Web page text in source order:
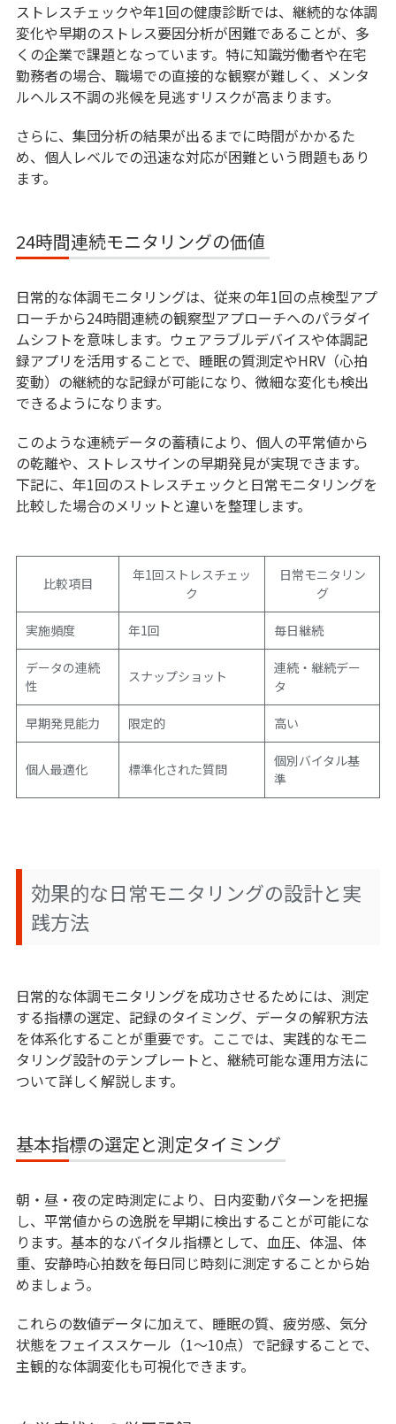
QoWとは？働き方改革の新たな視点｜QoWと
健康経営が導く“仕事の質”のマネジメント戦略
【2026年最新版】健康経営の取り組み10選！職
場の健康管理もDX化しませんか？
ストレスチェックや年1回の健康診断では、継続的な体調
変化や早期のストレス要因分析が困難であることが、多
くの企業で課題となっています。特に知識労働者や在宅
勤務者の場合、職場での直接的な観察が難しく、メンタ
ルヘルス不調の兆候を見逃すリスクが高まります。
さらに、集団分析の結果が出るまでに時間がかかるた
め、個人レベルでの迅速な対応が困難という問題もあり
ます。
24時間連続モニタリングの価値
日常的な体調モニタリングは、従来の年1回の点検型アプ
ローチから24時間連続の観察型アプローチへのパラダイ
ムシフトを意味します。ウェアラブルデバイスや体調記
録アプリを活用することで、睡眠の質測定やHRV（心拍
変動）の継続的な記録が可能になり、微細な変化も検出
できるようになります。
このような連続データの蓄積により、個人の平常値から
の乾離や、ストレスサインの早期発見が実現できます。
下記に、年1回のストレスチェックと日常モニタリングを
比較した場合のメリットと違いを整理します。
比較項目
年1回ストレスチェッ
ク
日常モニタリン
グ
実施頻度 年1回 毎日継続
データの連続
性
スナップショット
連続・継続デー
タ
早期発見能力 限定的 高い
個人最適化 標準化された質問
個別バイタル基
準
効果的な日常モニタリングの設計と実
践方法
日常的な体調モニタリングを成功させるためには、測定
する指標の選定、記録のタイミング、データの解釈方法
を体系化することが重要です。ここでは、実践的なモニ
タリング設計のテンプレートと、継続可能な運用方法に
ついて詳しく解説します。
基本指標の選定と測定タイミング
朝・昼・夜の定時測定により、日内変動パターンを把握
し、平常値からの逸脱を早期に検出することが可能にな
ります。基本的なバイタル指標として、血圧、体温、体
重、安静時心拍数を毎日同じ時刻に測定することから始
めましょう。
これらの数値データに加えて、睡眠の質、疲労感、気分
状態をフェイススケール（1〜10点）で記録することで、
主観的な体調変化も可視化できます。